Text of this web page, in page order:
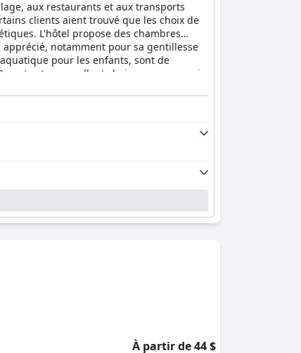
aux restaurants et aux transports
clients aient trouvé que les choix de
L'hôtel propose des chambres
notamment pour sa gentillesse
pour les enfants, sont de
est un excellent choix pour ceux qui
À partir de 44 $